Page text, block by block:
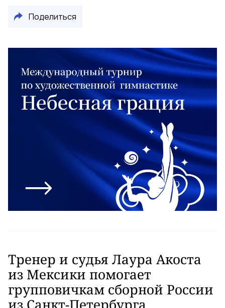
Поделиться
Тренер и судья Лаура Акоста
из Мексики помогает
групповичкам сборной России